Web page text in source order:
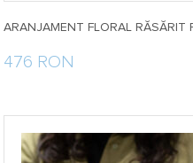
ARANJAMENT FLORAL RĂSĂRIT
476 RON